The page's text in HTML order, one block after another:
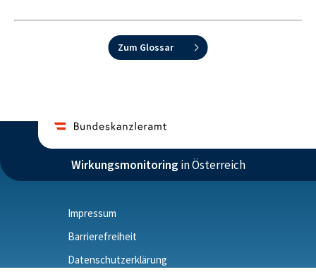
Zum Glossar
Wirkungsmonitoring in Österreich
Impressum
Barrierefreiheit
Datenschutzerklärung